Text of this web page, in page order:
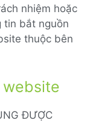
nhiệm hoặc
tin bắt nguồn
thuộc bên
website
ĐƯỢC